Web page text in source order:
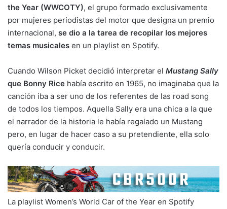
the Year (WWCOTY), el grupo formado exclusivamente
por mujeres periodistas del motor que designa un premio
internacional, se dio a la tarea de recopilar los mejores
temas musicales en un playlist en Spotify.
Cuando Wilson Picket decidió interpretar el Mustang Sally
que Bonny Rice había escrito en 1965, no imaginaba que la
canción iba a ser uno de los referentes de las road song
de todos los tiempos. Aquella Sally era una chica a la que
el narrador de la historia le había regalado un Mustang
pero, en lugar de hacer caso a su pretendiente, ella solo
quería conducir y conducir.
La playlist Women’s World Car of the Year en Spotify